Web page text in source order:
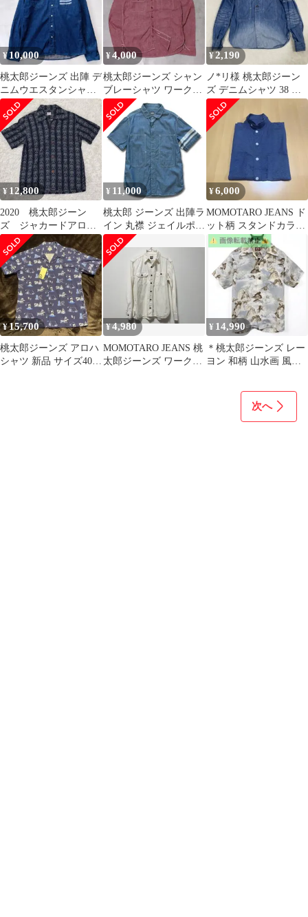
ボタンアップ 長袖 イン
ディゴ 紺 サイズ38 ジ
ャケット プリント ネイ
ビー 104MT-3235
¥ 10,000
桃太郎ジーンズ 出陣 デ
ニムウエスタンシャツ
インディゴ M相当
¥4,000
桃太郎ジーンズ シャン
ブレーシャツ ワークシ
ャツ 5OZ チンストラッ
プ デニム
¥2,190
ノ*リ様 桃太郎ジーン
ズ デニムシャツ 38 出
陣ライン 色落ち ワーク
シャツ
¥ 12,800
2020 桃太郎ジーン
ズ ジャカードアロハ
シャツ 総柄 38 ネ
イビー
¥ 11,000
桃太郎 ジーンズ 出陣ラ
イン 丸襟 ジェイルポケ
ット シャンブレー シャ
ツ 40
¥6,000
MOMOTARO JEANS ド
ット柄 スタンドカラー
シャツ 42
¥15,700
桃太郎ジーンズ アロハ
シャツ 新品 サイズ40
¥4,980
MOMOTARO JEANS 桃
太郎ジーンズ ワークシ
¥ 14,990
＊桃太郎ジーンズ レー
ヨン 和柄 山水画 風景
次へ